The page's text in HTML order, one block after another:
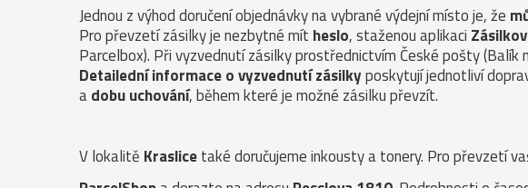
Jednou z výhod doručení objednávky na vybrané výdejní místo je, že
Pro převzetí zásilky je nezbytné mít heslo, staženou aplikaci
Parcelbox). Při vyzvednutí zásilky prostřednictvím České pošty
Detailední informace o vyzvednutí zásilkyposkytují jednotliví
adobu uchování, během které je možné zásilku převzít.
V lokalitě Kraslicetaké doručujeme inkousty a tonery. Pro převzetí